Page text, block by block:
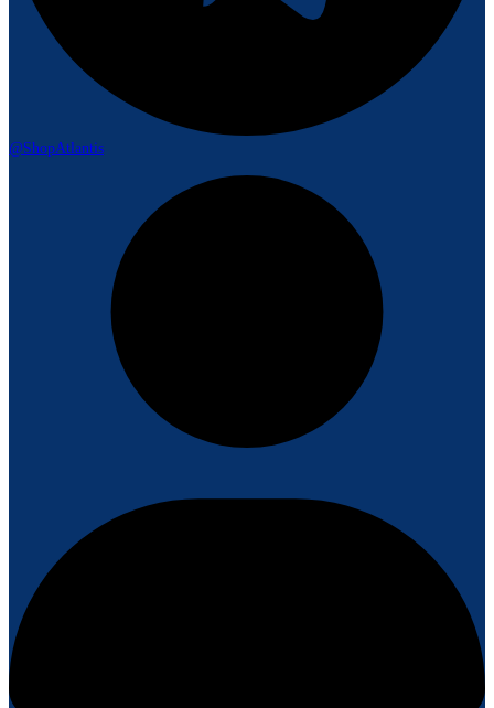
@ShopAtlantis